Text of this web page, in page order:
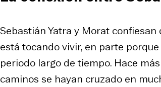
Sebastián Yatra y Morat
está tocando vivir, en parte
periodo largo de tiempo. Hace
caminos se hayan cruzado en